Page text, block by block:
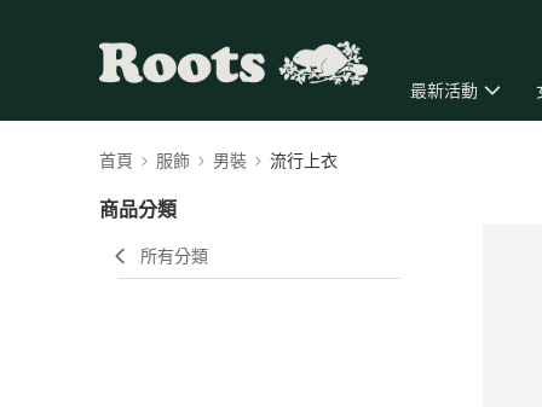
最新活動
首頁 服飾 男裝 流行上衣
商品分類
所有分類